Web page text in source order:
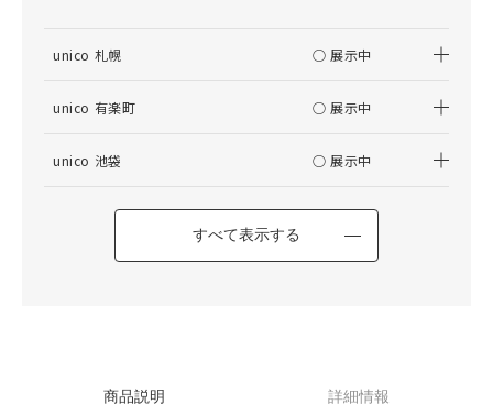
商品説明 詳細情報
unico 札幌 ○ 展示中
unico 有楽町 ○ 展示中
unico 池袋 ○ 展示中
すべて表示する